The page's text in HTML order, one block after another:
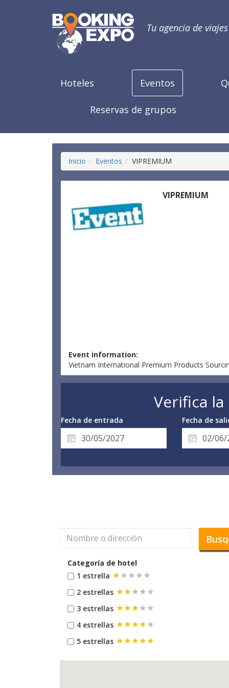
Tu agencia de
Hoteles Eventos
Reservas de grupos
Inicio Eventos VIPREMIUM
VIPREMIUM
Event information:
Vietnam International Premium Products
Verifica
Fecha de entrada Fecha de
Categoría de hotel
1 estrella
2 estrellas
3 estrellas
4 estrellas
5 estrellas